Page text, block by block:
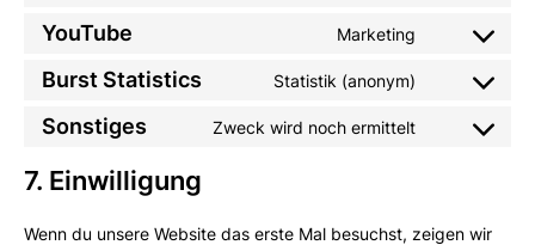
YouTube Marketing
Burst Statistics Statistik (anonym)
Sonstiges Zweck wird noch ermittelt
7. Einwilligung
Wenn du unsere Website das erste Mal besuchst, zeigen wir